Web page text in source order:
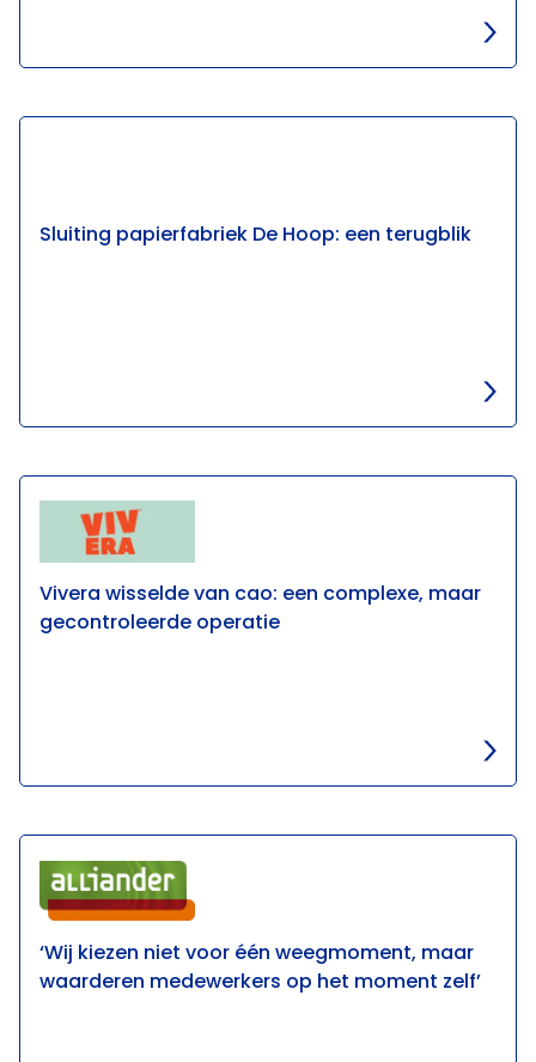
Sluiting papierfabriek De Hoop: een terugblik
Vivera wisselde van cao: een complexe, maar
gecontroleerde operatie
‘Wij kiezen niet voor één weegmoment, maar
waarderen medewerkers op het moment zelf’